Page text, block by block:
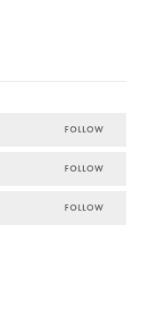
FOLLOW
FOLLOW
FOLLOW